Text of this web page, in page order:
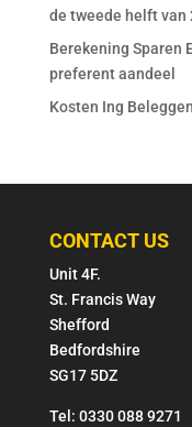
de tweede helft van
Berekening Sparen
preferent aandeel
Kosten Ing
CONTACT US
Unit 4F.
St. Francis Way
Shefford
Bedfordshire
SG17 5DZ
Tel: 0330 088 9271